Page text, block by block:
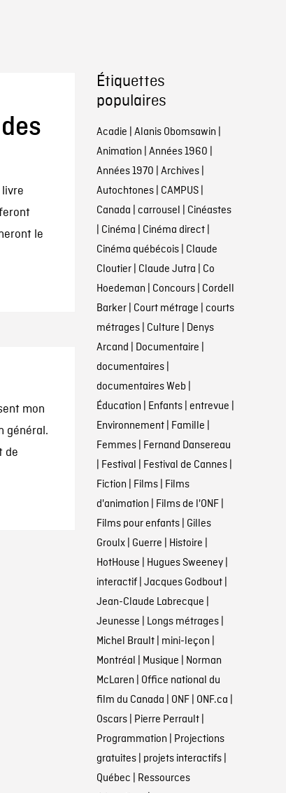
le
mon
général.
de
Étiquettes
populaires
Acadie | Alanis Obomsawin |
Animation | Années 1960 |
Années 1970 | Archives|
Autochtones| CAMPUS|
Canada | carrousel | Cinéastes
| Cinéma | Cinéma direct|
Cinéma québécois| Claude
Cloutier| Claude Jutra | Co
Hoedeman | Concours| Cordell
Barker| Court métrage | courts
métrages| Culture | Denys
Arcand | Documentaire |
documentaires|
documentaires Web |
Éducation | Enfants| entrevue |
Environnement| Famille |
Femmes| Fernand Dansereau
| Festival | Festival de Cannes|
Fiction | Films| Films
d'animation | Films de l'ONF|
Films pour enfants| Gilles
Groulx| Guerre | Histoire |
HotHouse | Hugues Sweeney|
interactif| Jacques Godbout|
Jean-Claude Labrecque |
Jeunesse | Longs métrages|
Michel Brault| mini-leçon |
Montréal | Musique | Norman
McLaren | Office national du
film du Canada | ONF| ONF.ca |
Oscars| Pierre Perrault|
Programmation | Projections
gratuites| projets interactifs|
Québec | Ressources